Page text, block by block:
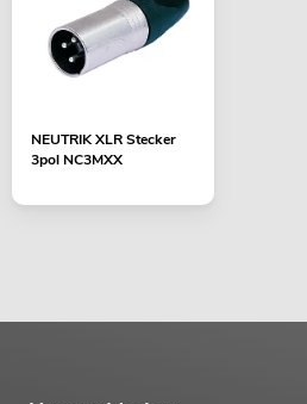
NEUTRIK XLR Stecker
3pol NC3MXX